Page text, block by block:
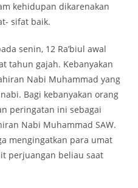
kehidupan dikarenakan
sifat baik.
senin, 12 Ra’biul awal
tahun gajah. Kebanyakan
Nabi Muhammad yang
Bagi kebanyakan orang
peringatan ini sebagai
Nabi Muhammad SAW.
mengingatkan para umat
perjuangan beliau saat